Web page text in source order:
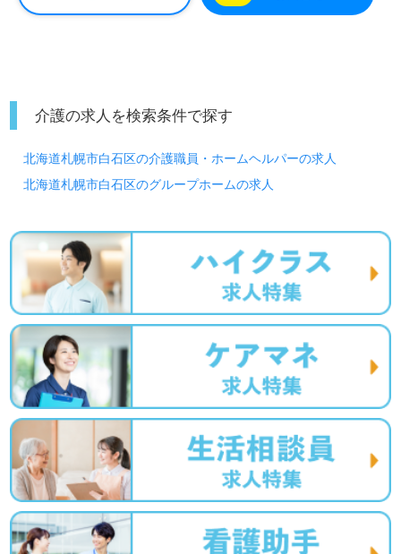
介護の求人を検索条件で探す
北海道札幌市白石区の介護職員・ホームヘルパーの求人
北海道札幌市白石区のグループホームの求人